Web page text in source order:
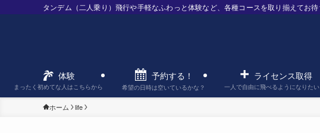
タンデム（二人乗り）飛行や手軽なふわっと体験など、各種コースを取り揃えてお
体験
まったく初めてな人はこちらから
予約する！
希望の日時は空いているかな？
ライセンス取得
一人で自由に飛べるようになりたい
ホーム life